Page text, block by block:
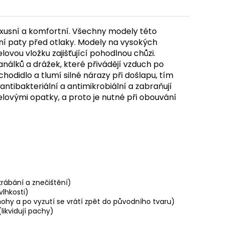
a komfortní. Všechny modely této
paty před otlaky. Modely na vysokých
vložku zajišťující pohodlnou chůzi.
a drážek, které přivádějí vzduch po
a tlumí silné nárazy při došlapu, tím
a antimikrobiální a zabraňují
opatky, a proto je nutné při obouvání
a znečištění)
a po vyzutí se vrátí zpět do původního tvaru)
pachy)